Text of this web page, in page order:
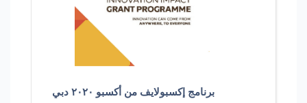
برنامج إكسبولايف من أكسبو ٢٠٢٠ دبي